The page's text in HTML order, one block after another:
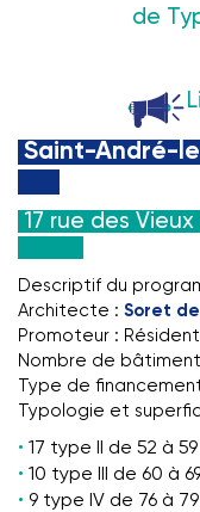
de
Saint-
17 rue
Descriptif du
Architecte : Soret
Promoteur :
Nombre de
Type de
Typologie et
17 type II de 52 à 59
10 type III de 60 à
9 type IV de 76 à 79